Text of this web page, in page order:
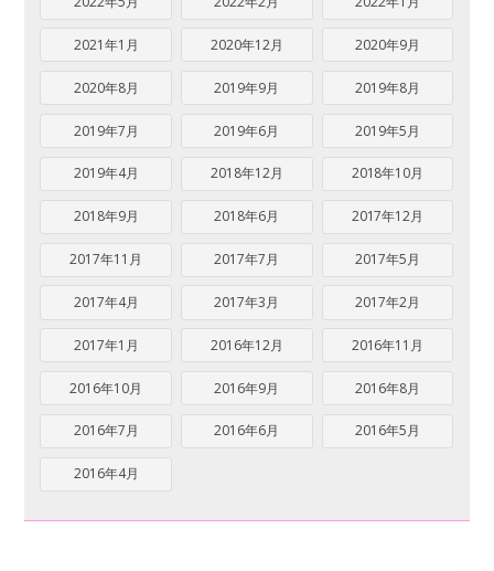
2021年1月 2020年12月 2020年9月
2020年8月 2019年9月 2019年8月
2019年7月 2019年6月 2019年5月
2019年4月 2018年12月 2018年10月
2018年9月 2018年6月 2017年12月
2017年11月 2017年7月 2017年5月
2017年4月 2017年3月 2017年2月
2017年1月 2016年12月 2016年11月
2016年10月 2016年9月 2016年8月
2016年7月 2016年6月 2016年5月
2016年4月